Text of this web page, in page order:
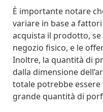
È importante notare
variare in base a
acquista il prodotto,
negozio fisico, e le
Inoltre, la quantità di
dalla dimensione
totale potrebbe essere
grande quantità di